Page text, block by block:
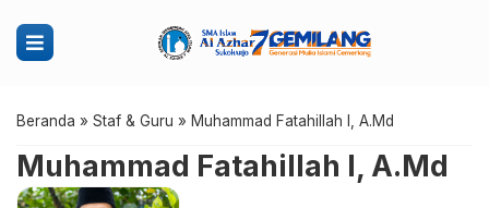
Beranda » Staf & Guru » Muhammad Fatahillah I, A.Md
Muhammad Fatahillah I, A.Md